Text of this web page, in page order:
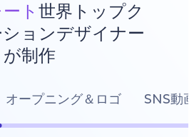
ト 世界トップク
ョンデザイナー
が制作
オープニング＆ロゴ SNS動